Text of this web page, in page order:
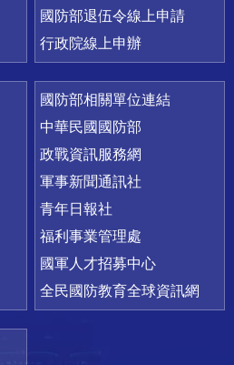
國防部退伍令線上申請
行政院線上申辦
國防部相關單位連結
中華民國國防部
政戰資訊服務網
軍事新聞通訊社
青年日報社
福利事業管理處
國軍人才招募中心
全民國防教育全球資訊網